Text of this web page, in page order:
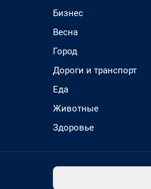
Бизнес
Весна
Город
Дороги и транспорт
Еда
Животные
Здоровье